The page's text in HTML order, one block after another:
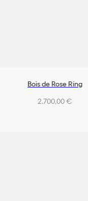
Bois de Rose Ring
2.700,00 €